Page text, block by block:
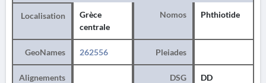
Localisation
Grèce
centrale
Nomos Phthiotide
GeoNames 262556 Pleiades
Alignements
DSG DD